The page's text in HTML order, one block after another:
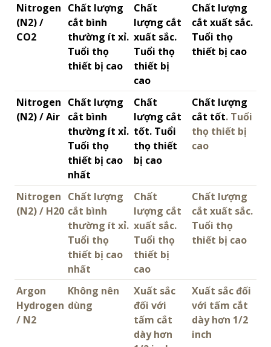
Nitrogen
(N2) /
CO2
Chất lượng
cắt bình
thường ít xỉ.
Tuổi thọ
thiết bị cao
Chất
lượng cắt
xuất sắc.
Tuổi thọ
thiết bị
cao
Chất lượng
cắt xuất sắc.
Tuổi thọ
thiết bị cao
Nitrogen
(N2) / Air
Chất lượng
cắt bình
thường ít xỉ.
Tuổi thọ
thiết bị cao
nhất
Chất
lượng cắt
tốt. Tuổi
thọ thiết
bị cao
Chất lượng
cắt tốt. Tuổi
thọ thiết bị
cao
Nitrogen
(N2) / H20
Chất lượng
cắt bình
thường ít xỉ.
Tuổi thọ
thiết bị cao
nhất
Chất
lượng cắt
xuất sắc.
Tuổi thọ
thiết bị
cao
Chất lượng
cắt xuất sắc.
Tuổi thọ
thiết bị cao
Argon
Hydrogen
/ N2
Không nên
dùng
Xuất sắc
đối với
tấm cắt
dày hơn
Xuất sắc đối
với tấm cắt
dày hơn 1/2
inch